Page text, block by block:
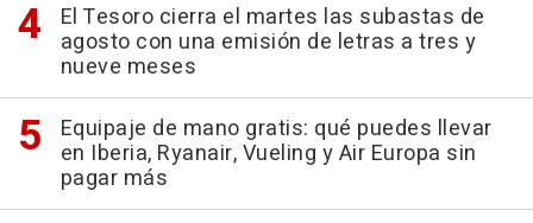
El Tesoro cierra el martes las subastas de
agosto con una emisión de letras a tres y
nueve meses
Equipaje de mano gratis: qué puedes llevar
en Iberia, Ryanair, Vueling y Air Europa sin
pagar más